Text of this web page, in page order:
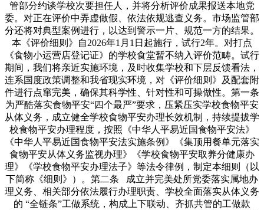
管部分约谈学校次要担任人，并将分析评价成果报送本地党
委。对正在评价中弄虚做假、依法依规逃查义务。市场监管部
分还将对典型案例进行，以达到警示一片、规范一方的结果。
本《评价细则》自2026年1月1日起施行，试行2年。对打点
《食物小运营店登记证》的学校食堂暂不纳入评价范畴。试行
期间，我们将亲近实施环境，及时收集学校和下层反馈看法，
连系国度政策调整和我省现实环境，对《评价细则》及配套附
件进行点窜完美，确保其科学性、针对性和可操做性。第一条
为严酷落实食物平安“四个最严”要求，压紧压实学校食物平安
从体义务，成立健全学校食物平安办理长效机制，持续提拔学
校食物平安办理程度，按照《中华人平易近国食物平安法》
《中华人平易近国食物平安法实施条例》《集顶用餐单元落实
食物平安从体义务监视办理》《学校食物平安取养分健康办
理》《学校食物平安办理法子》等法令律例，制定本细则（以
下简称《细则》）。第二条 成立并完美处所党委落实属地办
理义务、相关部分依法履行办理职责、学校全面落实从体义务
的 “全链条”工做系统，构成上下联动、齐抓共管的工做款